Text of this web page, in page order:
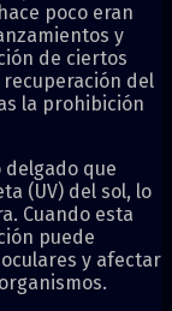
poco eran
y
de ciertos
del
la prohibición
delgado que
(UV) del sol, lo
Cuando esta
puede
y afectar